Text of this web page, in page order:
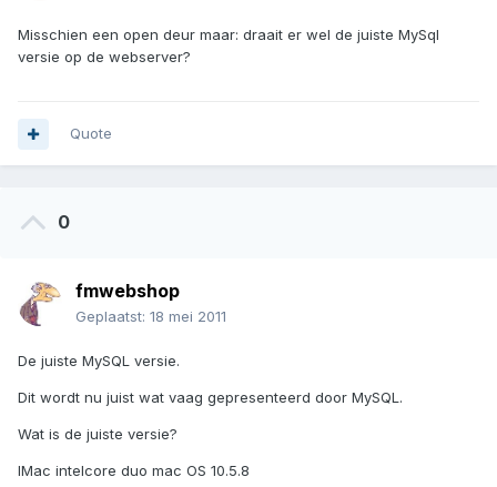
Misschien een open deur maar: draait er wel de juiste MySql
versie op de webserver?
Quote
0
fmwebshop
Geplaatst: 18 mei 2011
De juiste MySQL versie.
Dit wordt nu juist wat vaag gepresenteerd door MySQL.
Wat is de juiste versie?
IMac intelcore duo mac OS 10.5.8